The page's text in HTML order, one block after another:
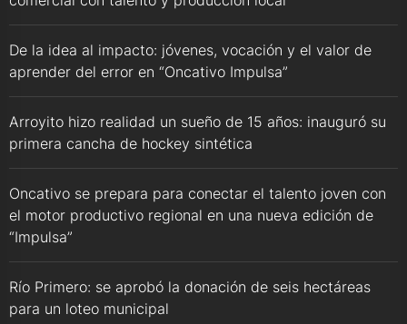
De la idea al impacto: jóvenes, vocación y el valor de
aprender del error en “Oncativo Impulsa”
Arroyito hizo realidad un sueño de 15 años: inauguró su
primera cancha de hockey sintética
Oncativo se prepara para conectar el talento joven con
el motor productivo regional en una nueva edición de
“Impulsa”
Río Primero: se aprobó la donación de seis hectáreas
para un loteo municipal